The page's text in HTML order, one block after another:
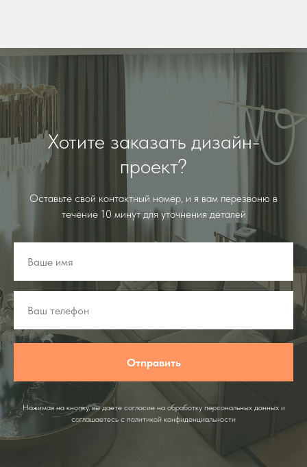
Хотите заказать дизайн-
проект?
Оставьте свой контактный номер, и я вам перезвоню в
течение 10 минут для уточнения деталей
Отправить
Нажимая на кнопку, вы даете согласие на обработку персональных данных и
соглашаетесь c политикой конфиденциальности